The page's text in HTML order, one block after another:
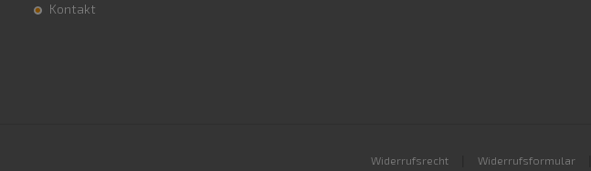
Kontakt
Widerrufsrecht Widerrufsformular